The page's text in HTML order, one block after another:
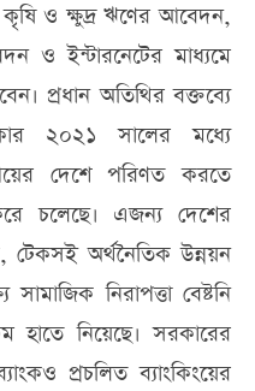
ও ক্ষুদ্র ঋণের আবেদন,
ও ইন্টারনেটের মাধ্যমে
প্রধান অতিথির বক্তব্যে
২০২১ সালের মধ্যে
দেশে পরিণত করতে
চলেছে। এজন্য দেশের
টেকসই অর্থনৈতিক উন্নয়ন
নিরাপত্তা বেষ্টনি
হাতে নিয়েছে। সরকারের
প্রচলিত ব্যাংকিংয়ের